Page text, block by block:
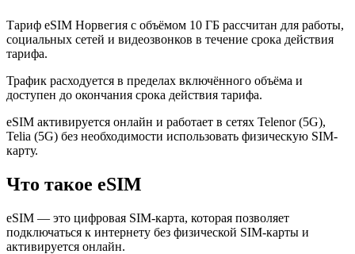
Тариф eSIM Норвегия с объёмом 10 ГБ рассчитан для работы,
социальных сетей и видеозвонков в течение срока действия
тарифа.
Трафик расходуется в пределах включённого объёма и
доступен до окончания срока действия тарифа.
eSIM активируется онлайн и работает в сетях Telenor (5G),
Telia (5G) без необходимости использовать физическую SIM-
карту.
Что такое eSIM
eSIM — это цифровая SIM-карта, которая позволяет
подключаться к интернету без физической SIM-карты и
активируется онлайн.